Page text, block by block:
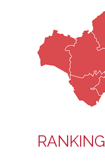
RANKING